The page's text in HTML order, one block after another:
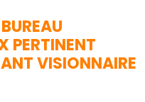
PERTINENT
VISIONNAIRE